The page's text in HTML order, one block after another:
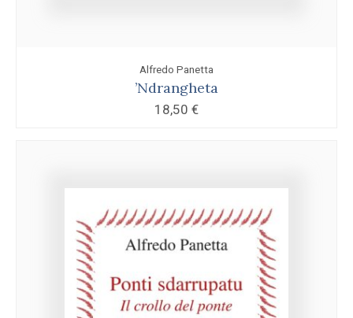
Alfredo Panetta
’Ndrangheta
18,50 €